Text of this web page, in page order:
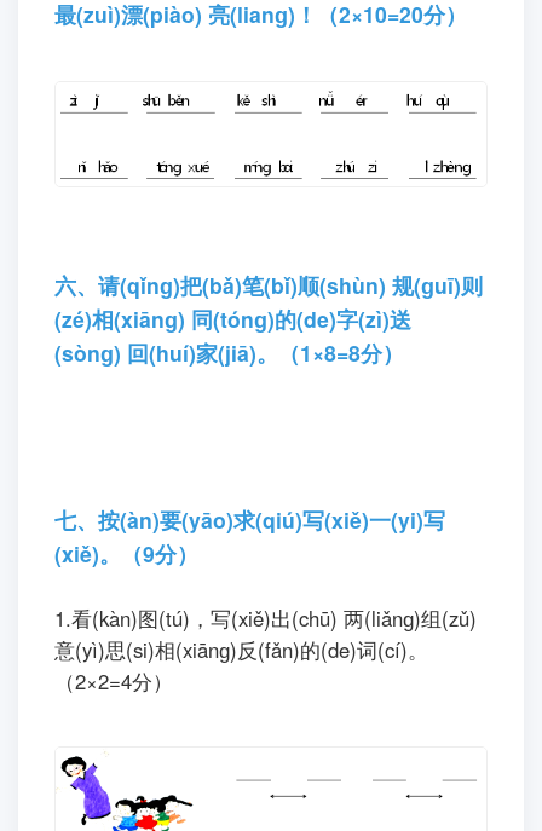
最(zuì)漂(piào) 亮(lianɡ)！（2×10=20分）
六、请(qǐnɡ)把(bǎ)笔(bǐ)顺(shùn) 规(ɡuī)则
(zé)相(xiānɡ) 同(tónɡ)的(de)字(zì)送
(sònɡ) 回(huí)家(jiā)。（1×8=8分）
七、按(àn)要(yāo)求(qiú)写(xiě)一(yi)写
(xiě)。（9分）
1.看(kàn)图(tú)，写(xiě)出(chū) 两(liǎnɡ)组(zǔ)
意(yì)思(si)相(xiānɡ)反(fǎn)的(de)词(cí)。
（2×2=4分）